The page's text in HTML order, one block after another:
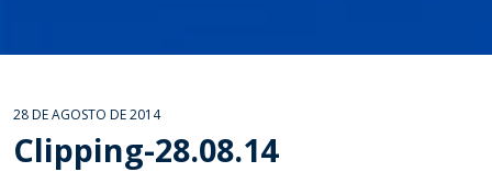
28 DE AGOSTO DE 2014
Clipping-28.08.14